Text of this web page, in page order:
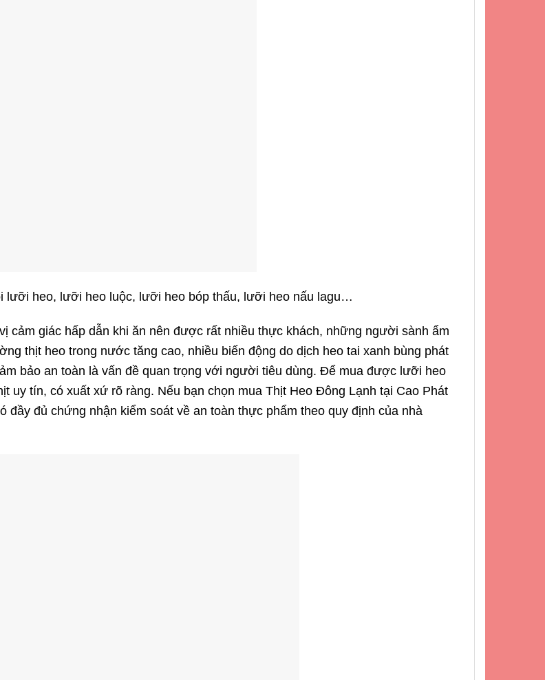
lưỡi heo, lưỡi heo luộc, lưỡi heo bóp thấu, lưỡi heo nấu lagu…
cảm giác hấp dẫn khi ăn nên được rất nhiều thực khách, những người sành ẩm
thịt heo trong nước tăng cao, nhiều biến động do dịch heo tai xanh bùng phát
bảo an toàn là vấn đề quan trọng với người tiêu dùng. Để mua được lưỡi heo
uy tín, có xuất xứ rõ ràng. Nếu bạn chọn mua Thịt Heo Đông Lạnh tại Cao Phát
đầy đủ chứng nhận kiểm soát về an toàn thực phẩm theo quy định của nhà